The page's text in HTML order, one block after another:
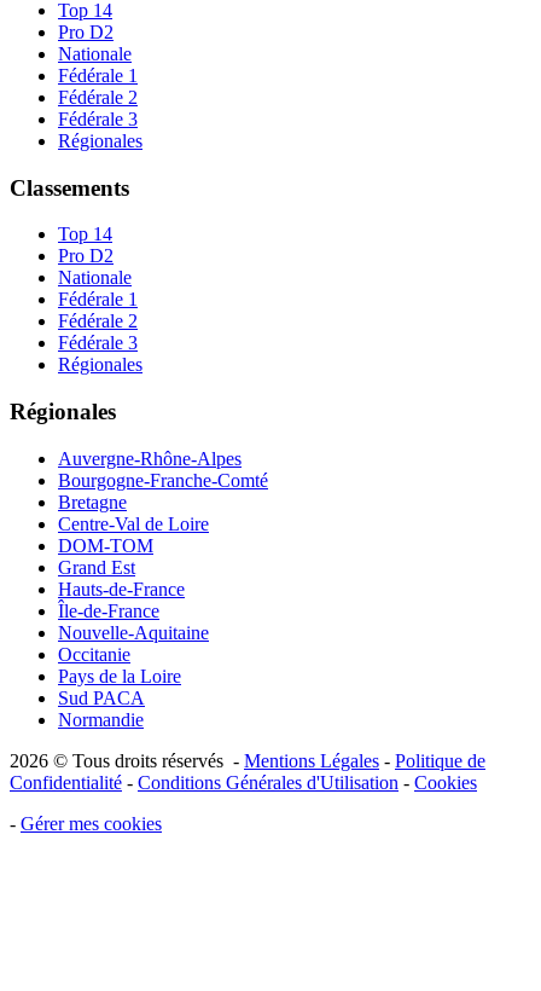
Top 14
Pro D2
Nationale
Fédérale 1
Fédérale 2
Fédérale 3
Régionales
Classements
Top 14
Pro D2
Nationale
Fédérale 1
Fédérale 2
Fédérale 3
Régionales
Régionales
Auvergne-Rhône-Alpes
Bourgogne-Franche-Comté
Bretagne
Centre-Val de Loire
DOM-TOM
Grand Est
Hauts-de-France
Île-de-France
Nouvelle-Aquitaine
Occitanie
Pays de la Loire
Sud PACA
Normandie
2026 © Tous droits réservés - Mentions Légales - Politique de
Confidentialité - Conditions Générales d'Utilisation - Cookies
- Gérer mes cookies